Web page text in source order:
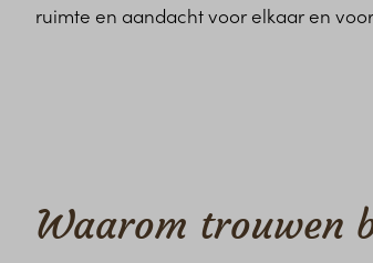
ruimte en aandacht voor elkaar en
Waarom trouwen